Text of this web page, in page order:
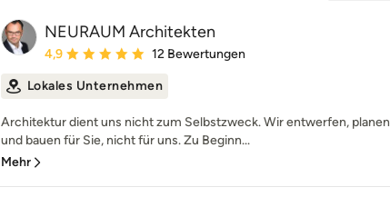
NEURAUM Architekten
Durchschnittliche Bewertung: 4.9 von 5 Sternen
4,9 12 Bewertungen
Lokales Unternehmen
Architektur dient uns nicht zum Selbstzweck. Wir entwerfen, planen
und bauen für Sie, nicht für uns. Zu Beginn...
Mehr